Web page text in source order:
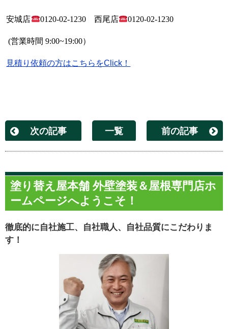
安城店 0120-02-1230西尾店 0120-02-1230
(営業時間 9:00~19:00）
見積り依頼の方はこちらをClick！
次の記事 一覧 前の記事
塗り替え屋本舗 外壁塗装＆屋根専門店ホ
ームページへようこそ！
徹底的に自社施工、自社職人、自社品質にこだわりま
す！